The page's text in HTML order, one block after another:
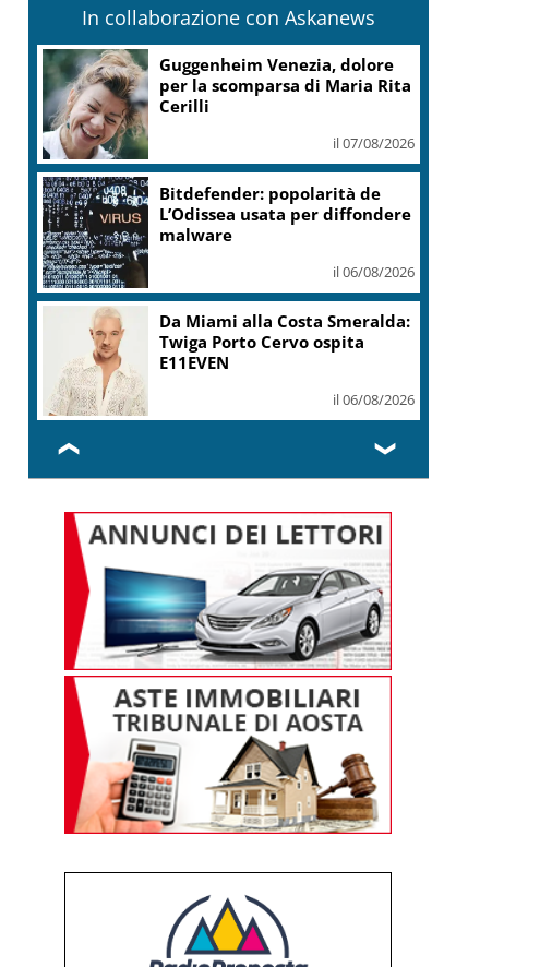
In collaborazione con Askanews
Guggenheim Venezia, dolore
per la scomparsa di Maria Rita
Cerilli
il 07/08/2026
Bitdefender: popolarità de
L’Odissea usata per diffondere
malware
il 06/08/2026
Da Miami alla Costa Smeralda:
Twiga Porto Cervo ospita
E11EVEN
il 06/08/2026
❮ ❯